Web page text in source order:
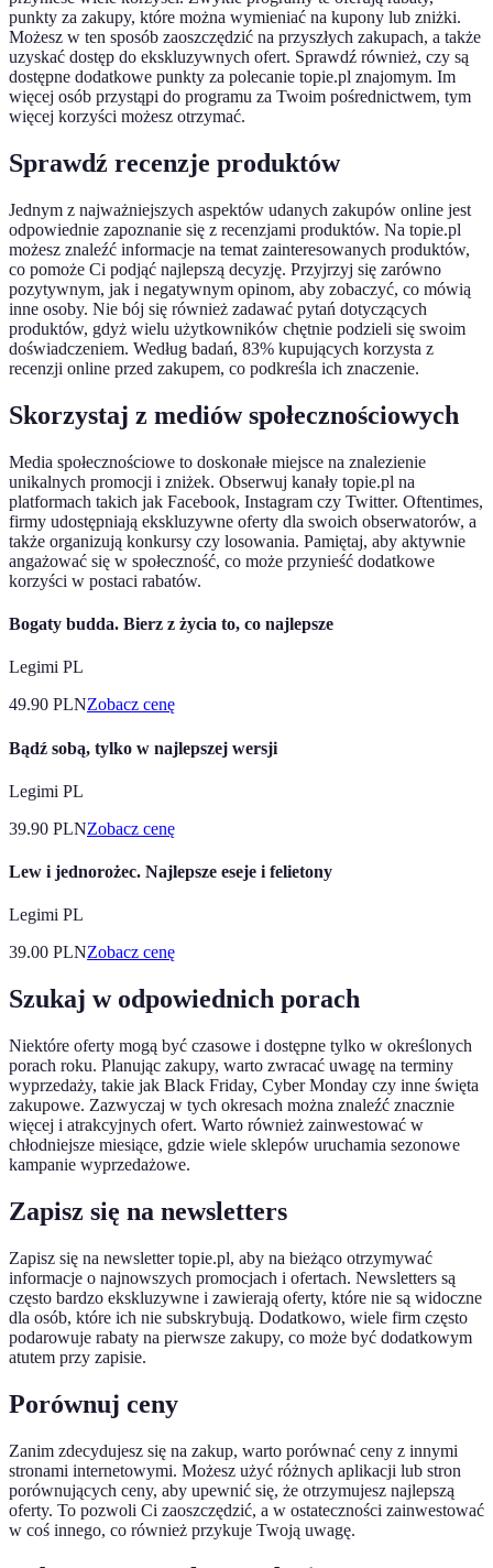
punkty za zakupy, które można wymieniać na kupony lub zniżki.
Możesz w ten sposób zaoszczędzić na przyszłych zakupach, a także
uzyskać dostęp do ekskluzywnych ofert. Sprawdź również, czy są
dostępne dodatkowe punkty za polecanie topie.pl znajomym. Im
więcej osób przystąpi do programu za Twoim pośrednictwem, tym
więcej korzyści możesz otrzymać.
Sprawdź recenzje produktów
Jednym z najważniejszych aspektów udanych zakupów online jest
odpowiednie zapoznanie się z recenzjami produktów. Na topie.pl
możesz znaleźć informacje na temat zainteresowanych produktów,
co pomoże Ci podjąć najlepszą decyzję. Przyjrzyj się zarówno
pozytywnym, jak i negatywnym opinom, aby zobaczyć, co mówią
inne osoby. Nie bój się również zadawać pytań dotyczących
produktów, gdyż wielu użytkowników chętnie podzieli się swoim
doświadczeniem. Według badań, 83% kupujących korzysta z
recenzji online przed zakupem, co podkreśla ich znaczenie.
Skorzystaj z mediów społecznościowych
Media społecznościowe to doskonałe miejsce na znalezienie
unikalnych promocji i zniżek. Obserwuj kanały topie.pl na
platformach takich jak Facebook, Instagram czy Twitter. Oftentimes,
firmy udostępniają ekskluzywne oferty dla swoich obserwatorów, a
także organizują konkursy czy losowania. Pamiętaj, aby aktywnie
angażować się w społeczność, co może przynieść dodatkowe
korzyści w postaci rabatów.
Bogaty budda. Bierz z życia to, co najlepsze
Legimi PL
49.90 PLNZobacz cenę
Bądź sobą, tylko w najlepszej wersji
Legimi PL
39.90 PLNZobacz cenę
Lew i jednorożec. Najlepsze eseje i felietony
Legimi PL
39.00 PLNZobacz cenę
Szukaj w odpowiednich porach
Niektóre oferty mogą być czasowe i dostępne tylko w określonych
porach roku. Planując zakupy, warto zwracać uwagę na terminy
wyprzedaży, takie jak Black Friday, Cyber Monday czy inne święta
zakupowe. Zazwyczaj w tych okresach można znaleźć znacznie
więcej i atrakcyjnych ofert. Warto również zainwestować w
chłodniejsze miesiące, gdzie wiele sklepów uruchamia sezonowe
kampanie wyprzedażowe.
Zapisz się na newsletters
Zapisz się na newsletter topie.pl, aby na bieżąco otrzymywać
informacje o najnowszych promocjach i ofertach. Newsletters są
często bardzo ekskluzywne i zawierają oferty, które nie są widoczne
dla osób, które ich nie subskrybują. Dodatkowo, wiele firm często
podarowuje rabaty na pierwsze zakupy, co może być dodatkowym
atutem przy zapisie.
Porównuj ceny
Zanim zdecydujesz się na zakup, warto porównać ceny z innymi
stronami internetowymi. Możesz użyć różnych aplikacji lub stron
porównujących ceny, aby upewnić się, że otrzymujesz najlepszą
oferty. To pozwoli Ci zaoszczędzić, a w ostateczności zainwestować
w coś innego, co również przykuje Twoją uwagę.